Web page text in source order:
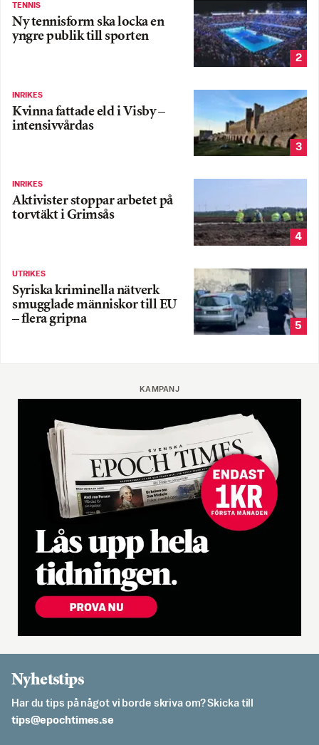
TENNIS
Ny tennisform ska locka en
yngre publik till sporten
2
INRIKES
Kvinna fattade eld i Visby –
intensivvårdas
3
INRIKES
Aktivister stoppar arbetet på
torvtäkt i Grimsås
4
UTRIKES
Syriska kriminella nätverk
smugglade människor till EU
– flera gripna
5
KAMPANJ
Nyhetstips
Har du tips på något vi borde skriva om? Skicka till
es.semithcope@spit